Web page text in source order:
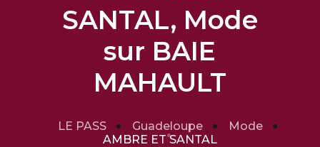
Commerçants sur Orléans
Rejoindre le Réseau
SANTAL, Mode
sur BAIE
MAHAULT
LE PASS Guadeloupe
Mode
AMBRE ET SANTAL